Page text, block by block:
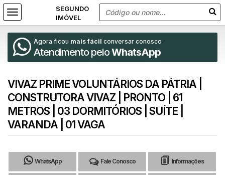
Agora ficou mais fácil conversar conosco
Atendimento peloWhatsApp
VIVAZ PRIME VOLUNTÁRIOS DA PÁTRIA |
CONSTRUTORA VIVAZ | PRONTO | 61
METROS | 03 DORMITÓRIOS | SUÍTE |
VARANDA | 01 VAGA
WhatsApp Fale Conosco Informações